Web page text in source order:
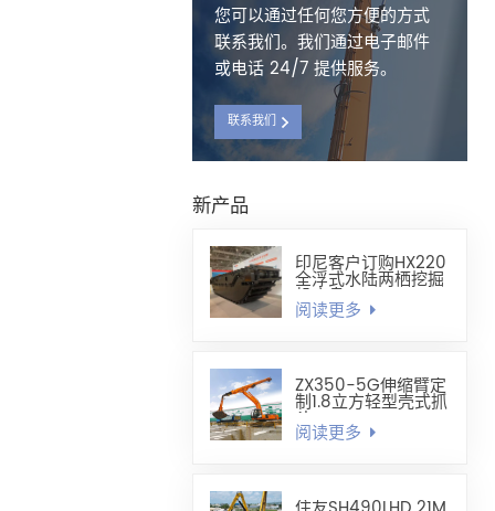
您可以通过任何您方便的方式
联系我们。我们通过电子邮件
或电话 24/7 提供服务。
联系我们
新产品
印尼客户订购HX220
全浮式水陆两栖挖掘
机底盘
阅读更多
ZX350-5G伸缩臂定
制1.8立方轻型壳式抓
斗
阅读更多